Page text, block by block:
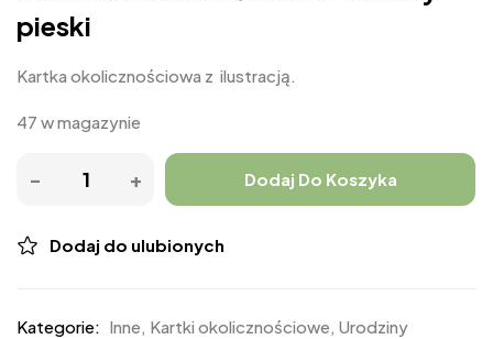
pieski
Kartka okolicznościowa z ilustracją.
47 w magazynie
Dodaj Do Koszyka
Dodaj do ulubionych
Kategorie: Inne, Kartki okolicznościowe, Urodziny